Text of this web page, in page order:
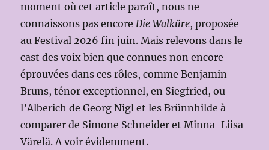
moment où cet article paraît, nous ne
connaissons pas encoreDie Walküre, proposée
au Festival 2026 fin juin. Mais relevons dans le
cast des voix bien que connues non encore
éprouvées dans ces rôles, comme Benjamin
Bruns, ténor exceptionnel, en Siegfried, ou
l’Alberich de Georg Nigl et les Brünnhilde à
comparer de Simone Schneider et Minna-Liisa
Värelä. A voir évidemment.